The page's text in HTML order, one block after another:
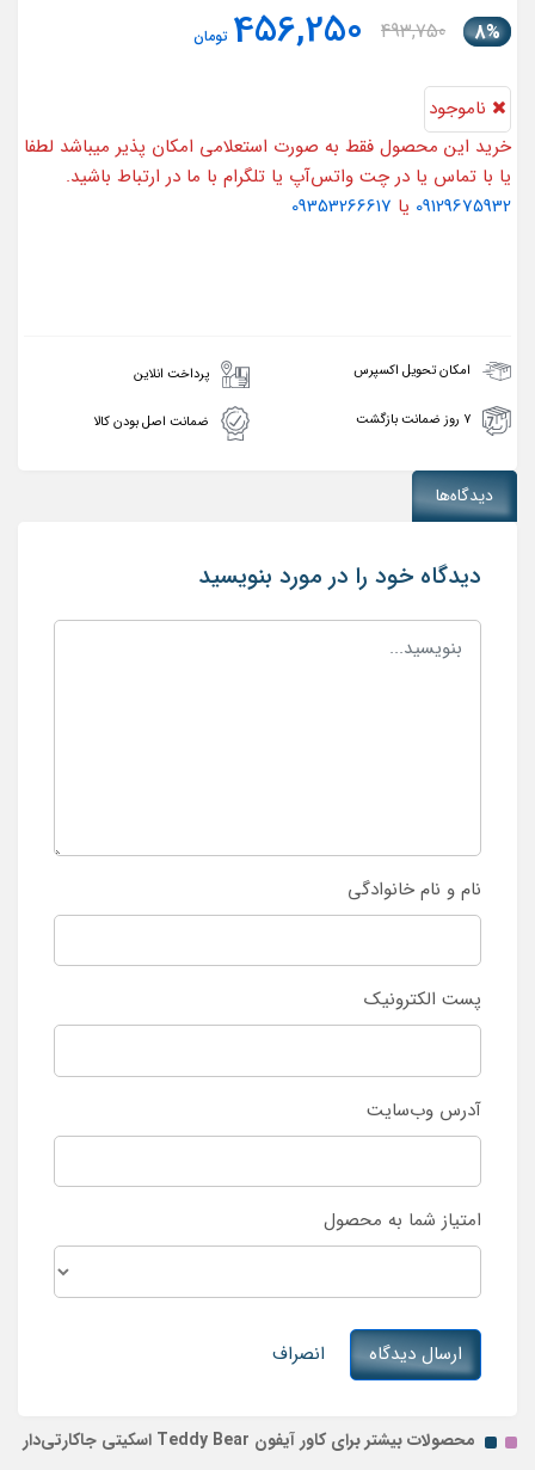
8%
493,750
456,250 تومان
ناموجود
خرید این محصول فقط به صورت استعلامی امکان پذیر میباشد لطفا
یا با تماس یا در چت واتس‌آپ یا تلگرام با ما در ارتباط باشید.
09129675932 یا 09353266617
امکان تحویل اکسپرس پرداخت انلاین
۷ روز ضمانت بازگشت ضمانت اصل بودن کالا
دیدگاه‌ها
دیدگاه خود را در مورد بنویسید
نام و نام خانوادگی
پست الکترونیک
آدرس وب‌سایت
امتیاز شما به محصول
ارسال دیدگاه انصراف
محصولات بیشتر برای کاور آیفون Teddy Bear اسکیتی جاکارتی‌دار